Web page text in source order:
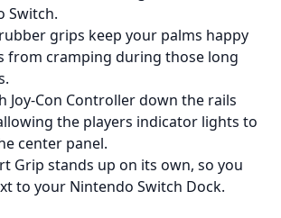
Switch.
grips keep your palms happy
from cramping during those long
Joy-Con Controller down the rails
the players indicator lights to
center panel.
Grip stands up on its own, so you
to your Nintendo Switch Dock.